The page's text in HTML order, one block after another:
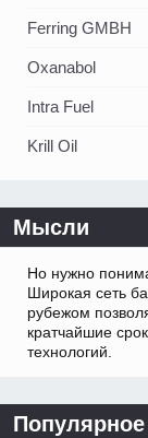
Ferring GMBH
Oxanabol
Intra Fuel
Krill Oil
Мысли
Но нужно
Широкая сеть
рубежом
кратчайшие
технологий.
Популярное